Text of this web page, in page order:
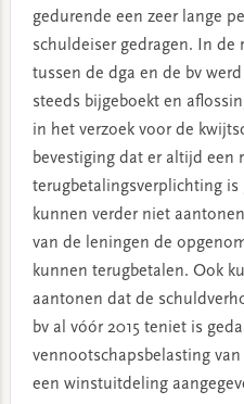
gedurende een zeer lange
schuldeiser gedragen. In
tussen de dga en de bv
steeds bijgeboekt en
in het verzoek voor de
bevestiging dat er altijd een
terugbetalingsverplichting is
kunnen verder niet
van de leningen de
kunnen terugbetalen. Ook
aantonen dat de
bv al vóór 2015 teniet is
vennootschapsbelasting
een winstuitdeling